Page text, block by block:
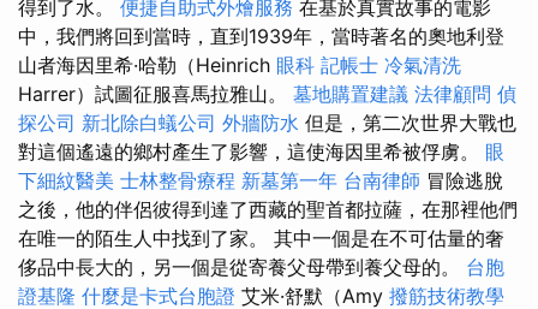
得到了水。 便捷自助式外燴服務 在基於真實故事的電影
中，我們將回到當時，直到1939年，當時著名的奧地利登
山者海因里希·哈勒（Heinrich 眼科 記帳士 冷氣清洗
Harrer）試圖征服喜馬拉雅山。 墓地購置建議 法律顧問 偵
探公司 新北除白蟻公司 外牆防水 但是，第二次世界大戰也
對這個遙遠的鄉村產生了影響，這使海因里希被俘虜。 眼
下細紋醫美 士林整骨療程 新墓第一年 台南律師 冒險逃脫
之後，他的伴侶彼得到達了西藏的聖首都拉薩，在那裡他們
在唯一的陌生人中找到了家。 其中一個是在不可估量的奢
侈品中長大的，另一個是從寄養父母帶到養父母的。 台胞
證基隆 什麼是卡式台胞證 艾米·舒默（Amy 撥筋技術教學